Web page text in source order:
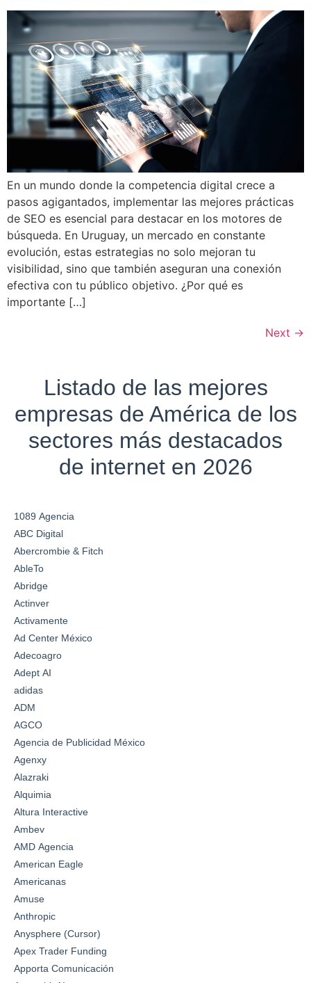
En un mundo donde la competencia digital crece a
pasos agigantados, implementar las mejores prácticas
de SEO es esencial para destacar en los motores de
búsqueda. En Uruguay, un mercado en constante
evolución, estas estrategias no solo mejoran tu
visibilidad, sino que también aseguran una conexión
efectiva con tu público objetivo. ¿Por qué es
importante […]
Next →
Listado de las mejores
empresas de América de los
sectores más destacados
de internet en 2026
1089 Agencia
ABC Digital
Abercrombie & Fitch
AbleTo
Abridge
Actinver
Activamente
Ad Center México
Adecoagro
Adept AI
adidas
ADM
AGCO
Agencia de Publicidad México
Agenxy
Alazraki
Alquimia
Altura Interactive
Ambev
AMD Agencia
American Eagle
Americanas
Amuse
Anthropic
Anysphere (Cursor)
Apex Trader Funding
Apporta Comunicación